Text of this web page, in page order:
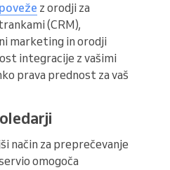
z orodji za
(CRM),
marketing in orodji
integracije z vašimi
prava prednost za vaš
način za preprečevanje
omogoča